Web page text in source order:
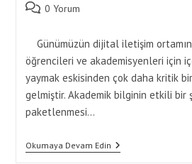
Post 0 Yorum
Günümüzün dijital iletişim
öğrencileri ve akademisyenleri için
yaymak eskisinden çok daha kritik
gelmiştir. Akademik bilginin etkili bir
paketlenmesi…
Okumaya Devam Edinİletişim
Fakültesi